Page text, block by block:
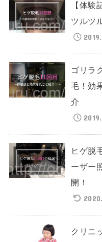
【体験
ツルツ
ゴリラ
毛！効
介
ヒゲ脱
ーザー
開！
クリニ